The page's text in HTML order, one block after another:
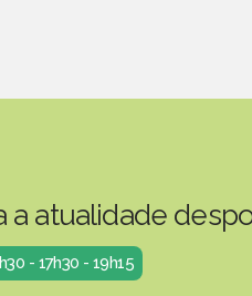
atualidade
- 17h30 - 19h15